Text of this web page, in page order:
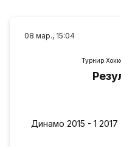
08 мар., 15:04
Турнир
Динамо 2015 - 1 2017